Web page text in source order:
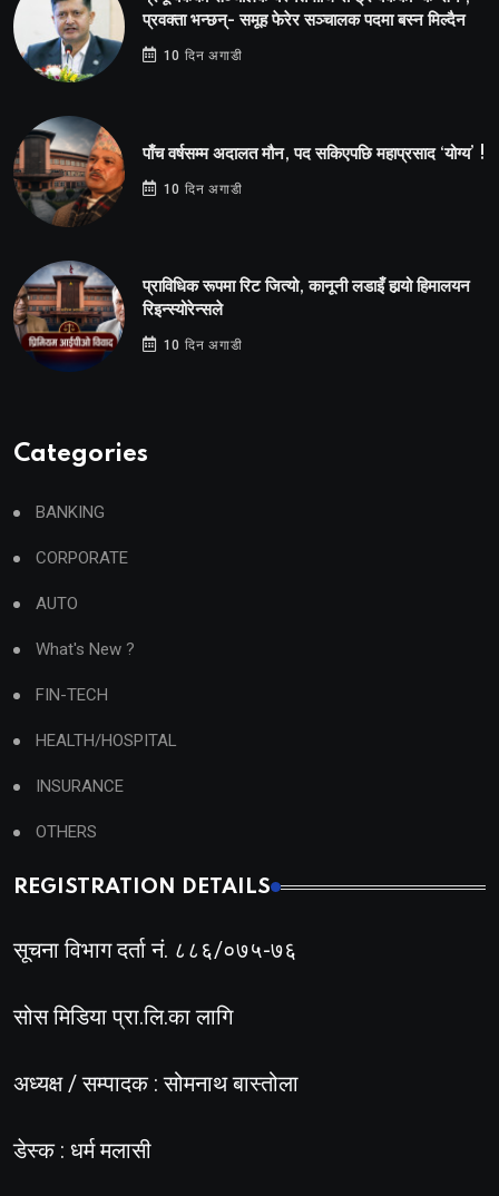
प्रवक्ता भन्छन्- समूह फेरेर सञ्चालक पदमा बस्न मिल्दैन
10 दिन अगाडी
पाँच वर्षसम्म अदालत मौन, पद सकिएपछि महाप्रसाद ‘योग्य’ !
10 दिन अगाडी
प्राविधिक रूपमा रिट जित्यो, कानूनी लडाइँ हार्‍यो हिमालयन
रिइन्स्योरेन्सले
10 दिन अगाडी
Categories
BANKING
CORPORATE
AUTO
What's New ?
FIN-TECH
HEALTH/HOSPITAL
INSURANCE
OTHERS
REGISTRATION DETAILS
सूचना विभाग दर्ता नं. ८८६/०७५-७६
सोस मिडिया प्रा.लि.का लागि
अध्यक्ष / सम्पादक : सोमनाथ बास्तोला
डेस्क : धर्म मलासी